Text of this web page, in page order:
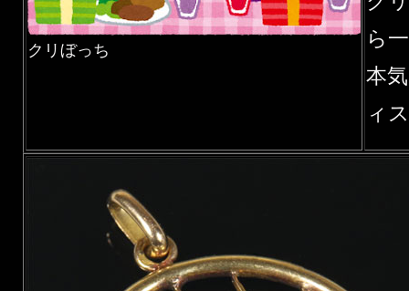
クリぼっち
ら
本
ィ